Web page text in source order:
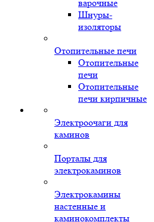
варочные
Шнуры-
изоляторы
Отопительные печи
Отопительные
печи
Отопительные
печи кирпичные
Электроочаги для
каминов
Порталы для
электрокаминов
Электрокамины
настенные и
каминокомплекты